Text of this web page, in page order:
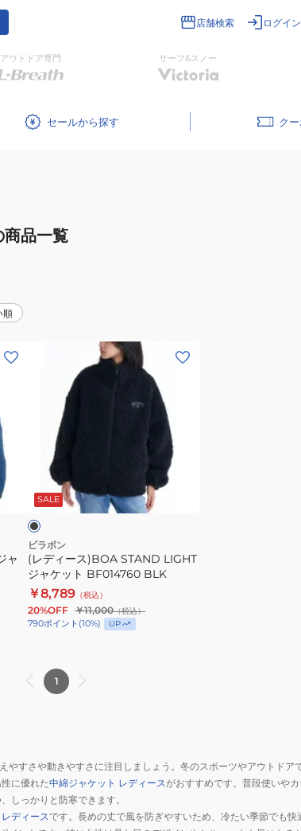
店舗検索 ログイン
アウトドア専門 サーフ&スノー
セール ク
商品一覧
順
ャ
ス)BOA
STAND
LIGHT
ャ
ケ
ッ
ト
BF014760
BLK
SALE
ビラボン
(レディース)BOA STAND LIGHT
ジャケット BF014760 BLK
￥8,789 （税込）
20%OFF ￥11,000（税込）
790ポイント (10%) UP
1
すさや動きやすさに注目しましょう。冬のスポーツやアウトドア
に優れた中綿ジャケット レディースがおすすめです。普段使いや
しっかりと防寒できます。
ディースです。長めの丈で風を防ぎやすいため、冷たい季節でも快